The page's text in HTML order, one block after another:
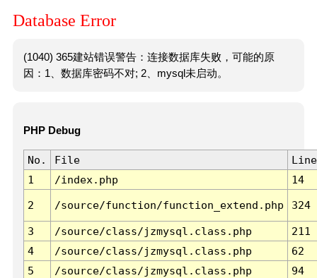
Database Error
(1040) 365建站错误警告：连接数据库失败，可能的原
因：1、数据库密码不对; 2、mysql未启动。
PHP Debug
No. File
Line
1
/index.php 14
2 /source/function/function_extend.php 324
3 /source/class/jzmysql.class.php
211
4
/source/class/jzmysql.class.php
62
5
/source/class/jzmysql.class.php
94